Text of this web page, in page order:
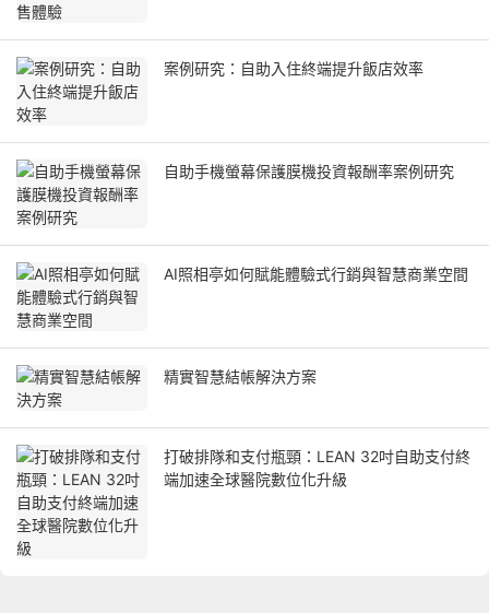
案例研究：自助入住終端提升飯店效率
自助手機螢幕保護膜機投資報酬率案例研究
AI照相亭如何賦能體驗式行銷與智慧商業空間
精實智慧結帳解決方案
打破排隊和支付瓶頸：LEAN 32吋自助支付終
端加速全球醫院數位化升級